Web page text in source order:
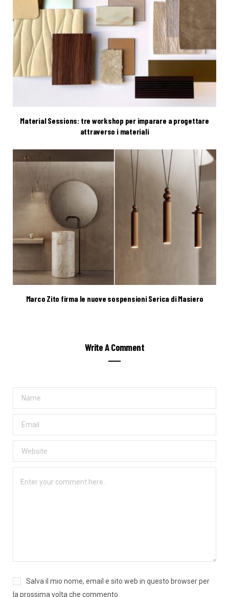
Material Sessions: tre workshop per imparare a progettare
attraverso i materiali
Marco Zito firma le nuove sospensioni Serica di Masiero
Write A Comment
Salva il mio nome, email e sito web in questo browser per
la prossima volta che commento.